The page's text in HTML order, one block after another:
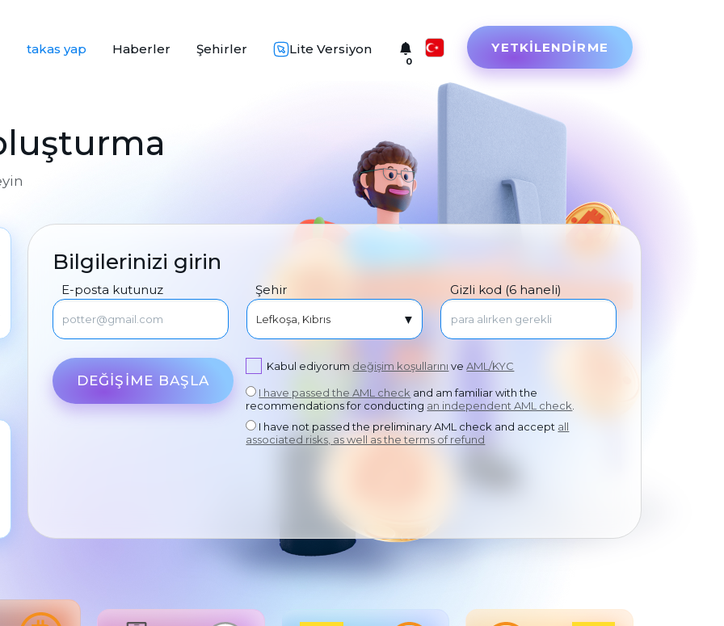
takas yap Haberler Şehirler Lite Versiyon
0
Русский
Türkçe
Eesti
Español
Deutsch
Български
中文
YETKILENDIRME
Bilgilerinizi girin
E-posta kutunuz Şehir Gizli kod (6 haneli)
DEĞIŞIME BAŞLA
Kabul ediyorum değişim koşullarını veAML/KYC
I have passed the AML check and am familiar with the
recommendations for conducting an independent AML check
I have not passed the preliminary AML check and accept all
associated risks, as well as the terms of refund